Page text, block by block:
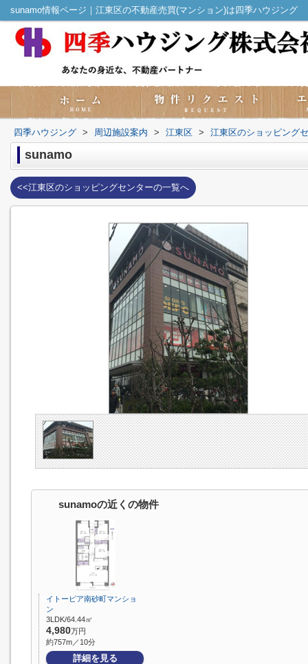
sunamo情報ページ｜江東区の不動産売買(マンション)は四季ハウジング
四季ハウジング > 周辺施設案内 > 江東区 > 江東区のショッピング
sunamo
<<江東区のショッピングセンターの一覧へ
sunamoの近くの物件
イトーピア南砂町マンショ
ン
3LDK/64.44㎡
4,980万円
約757m／10分
詳細を見る